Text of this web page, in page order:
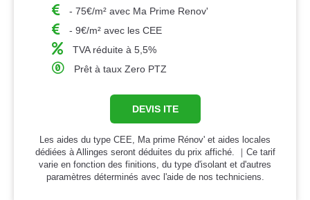
- 75€/m² avec Ma Prime Renov'
- 9€/m² avec les CEE
TVA réduite à 5,5%
Prêt à taux Zero PTZ
DEVIS ITE
Les aides du type CEE, Ma prime Rénov' et aides locales
dédiées à Allinges seront déduites du prix affiché. ｜Ce tarif
varie en fonction des finitions, du type d'isolant et d'autres
paramètres déterminés avec l'aide de nos techniciens.